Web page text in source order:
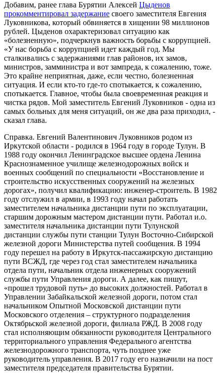
Добавим, ранее глава Бурятии Алексей Цыденов
прокомментировал задержание своего заместителя Евгения
Луковникова, который обвиняется в хищении 98 миллионов
рублей. Цыденов охарактеризовал ситуацию как
«болезненную», подчеркнув важность борьбы с коррупцией.
«У нас борьба с коррупцией идет каждый год. Мы
сталкивались с задержаниями глав районов, их замов,
министров, замминистра и вот зампреда, к сожалению, тоже.
Это крайне неприятная, даже, если честно, болезненная
ситуация. И если кто-то где-то спотыкается, к сожалению,
спотыкается. Главное, чтобы была своевременная реакция и
чистка рядов. Мой заместитель Евгений Луковников - одна из
самых больных для меня ситуаций, он же два раза приходил, -
сказал глава.
Справка. Евгений Валентинович Луковников родом из
Иркутской области - родился в 1964 году в городе Тулун. В
1988 году окончил Ленинградское высшее ордена Ленина
Краснознаменное училище железнодорожных войск и
военных сообщений по специальности «Восстановление и
строительство искусственных сооружений на железных
дорогах», получил квалификацию: инженер-строитель. В 1982
году отслужил в армии, в 1993 году начал работать
заместителем начальника дистанции пути по эксплуатации,
старшим дорожным мастером дистанции пути. Работал и.о.
заместителя начальника дистанции пути Тулунской
дистанции службы пути станции Тулун Восточно-Сибирской
железной дороги Министерства путей сообщения. В 1994
году перешел на работу в Иркутск-пассажирскую дистанцию
пути ВСЖД, где через год стал заместителем начальника
отдела пути, начальник отдела инженерных сооружений
службы пути Управления дороги. А далее, как пишут,
«прошел трудовой путь» до высоких должностей. Работал в
Управлении Забайкальской железной дороги, потом стал
начальником Опытной Московской дистанции пути
Московского отделения – структурного подразделения
Октябрьской железной дороги, филиала РЖД. В 2008 году
стал исполняющим обязанности руководителя Центрального
территориального управления Федерального агентства
железнодорожного транспорта, чуть позднее уже
руководитель управления. В 2017 году его назначили на пост
заместителя председателя правительства Бурятии.